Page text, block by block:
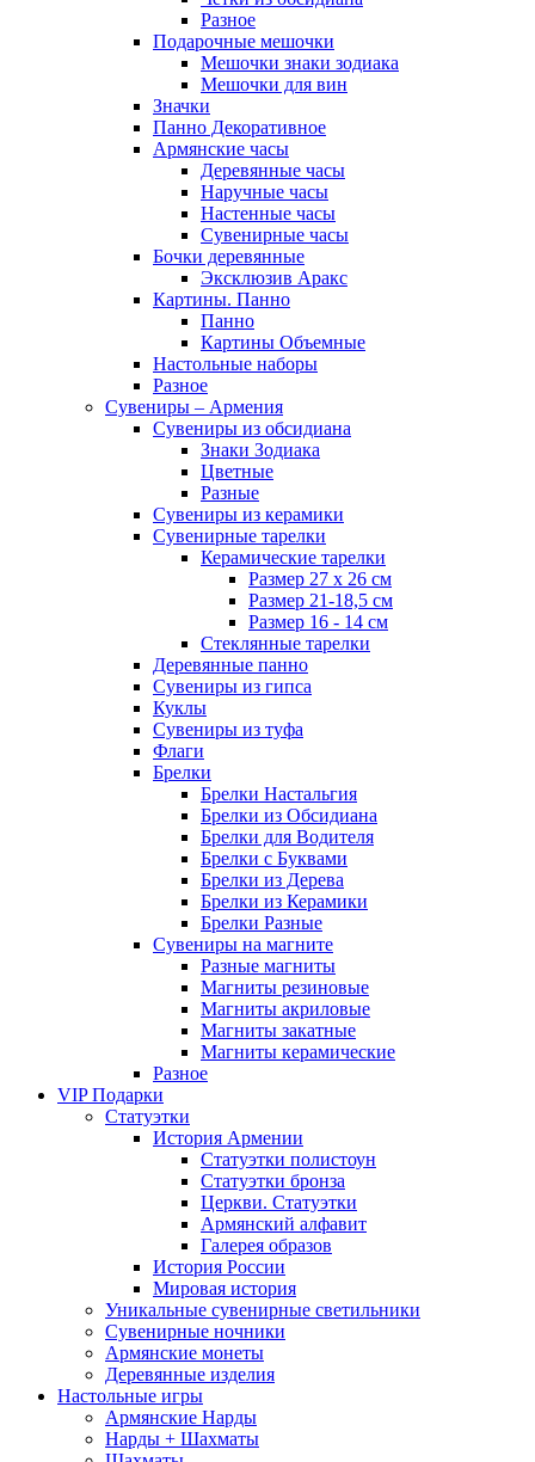
Разное
Подарочные мешочки
Мешочки знаки зодиака
Мешочки для вин
Значки
Панно Декоративное
Армянские часы
Деревянные часы
Наручные часы
Настенные часы
Сувенирные часы
Бочки деревянные
Эксклюзив Аракс
Картины. Панно
Панно
Картины Объемные
Настольные наборы
Разное
Сувениры – Армения
Сувениры из обсидиана
Знаки Зодиака
Цветные
Разные
Сувениры из керамики
Сувенирные тарелки
Керамические тарелки
Размер 27 х 26 см
Размер 21-18,5 см
Размер 16 - 14 см
Стеклянные тарелки
Деревянные панно
Сувениры из гипса
Куклы
Сувениры из туфа
Флаги
Брелки
Брелки Настальгия
Брелки из Обсидиана
Брелки для Водителя
Брелки с Буквами
Брелки из Дерева
Брелки из Керамики
Брелки Разные
Сувениры на магните
Разные магниты
Магниты резиновые
Магниты акриловые
Магниты закатные
Магниты керамические
Разное
VIP Подарки
Статуэтки
История Армении
Статуэтки полистоун
Статуэтки бронза
Церкви. Статуэтки
Армянский алфавит
Галерея образов
История России
Мировая история
Уникальные сувенирные светильники
Сувенирные ночники
Армянские монеты
Деревянные изделия
Настольные игры
Армянские Нарды
Нарды + Шахматы